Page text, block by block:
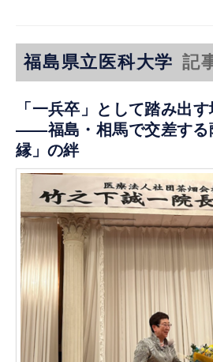
福島県立医科大学 記
「一兵卒」として踏み出
――福島・相馬で交差する
縁」の絆